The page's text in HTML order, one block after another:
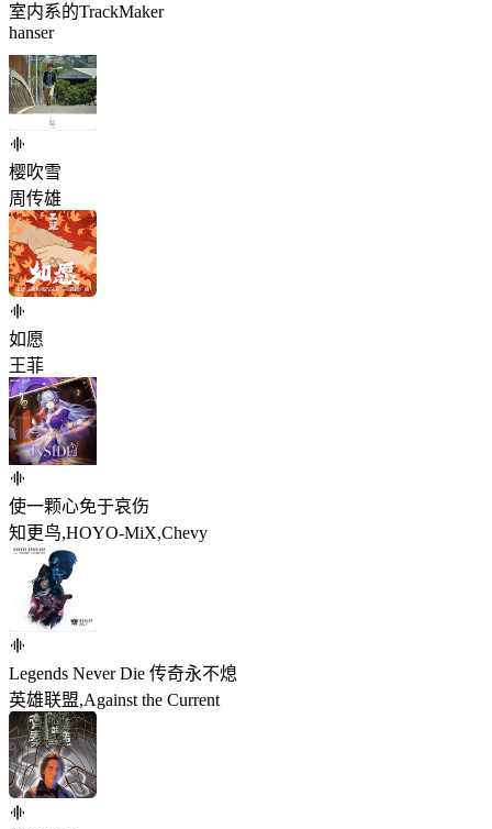
室内系的TrackMaker
hanser
樱吹雪
周传雄
如愿
王菲
使一颗心免于哀伤
知更鸟,HOYO-MiX,Chevy
Legends Never Die 传奇永不熄
英雄联盟,Against the Current